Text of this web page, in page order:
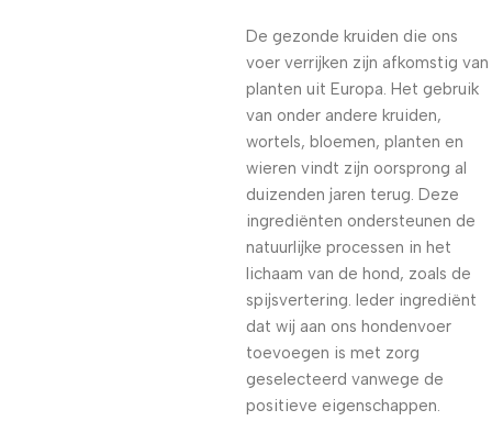
De gezonde kruiden die ons
voer verrijken zijn afkomstig van
planten uit Europa. Het gebruik
van onder andere kruiden,
wortels, bloemen, planten en
wieren vindt zijn oorsprong al
duizenden jaren terug. Deze
ingrediënten ondersteunen de
natuurlijke processen in het
lichaam van de hond, zoals de
spijsvertering. Ieder ingrediënt
dat wij aan ons hondenvoer
toevoegen is met zorg
geselecteerd vanwege de
positieve eigenschappen.